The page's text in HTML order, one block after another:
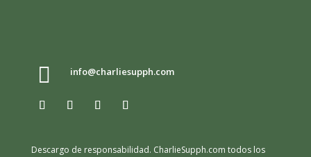
 info@charliesupph.com
Descargo de responsabilidad. CharlieSupph.com todos los